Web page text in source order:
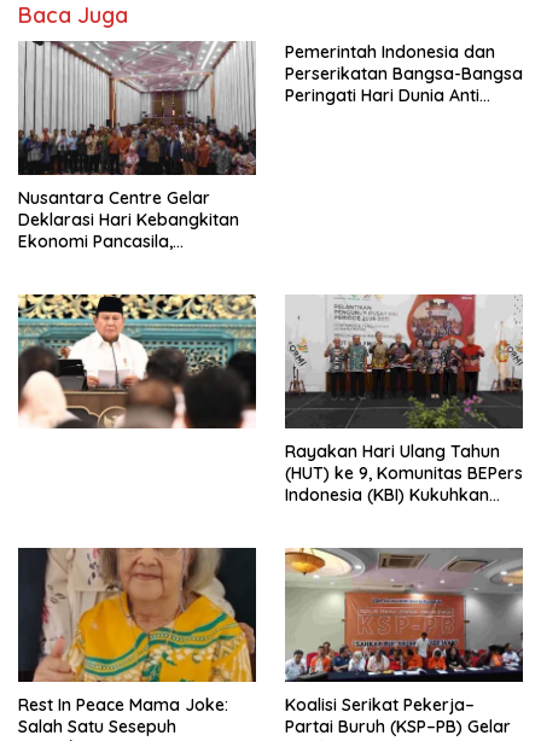
Baca Juga
Nusantara Centre Gelar
Deklarasi Hari Kebangkitan
Ekonomi Pancasila,
Penjajahan (Pergolakan
Ekonomi Politik Indonesia) &
Simposium Nasional “Urgensi
Undang-Undang
Perekonomian Nasional dan
Kesejahteraan Sosial dalam
Pemerintah Indonesia dan
Perserikatan Bangsa-Bangsa
Peringati Hari Dunia Anti
Rayakan Hari Ulang Tahun
(HUT) ke 9, Komunitas BEPers
Indonesia (KBI) Kukuhkan
Tema: “Penguatan dan
Pengembangan Organisasi
KBI yang Berbasis Riset di
seluruh Indonesia dan
Mancanegara”.
Rest In Peace Mama Joke:
Salah Satu Sesepuh
Koalisi Serikat Pekerja–
Partai Buruh (KSP–PB) Gelar